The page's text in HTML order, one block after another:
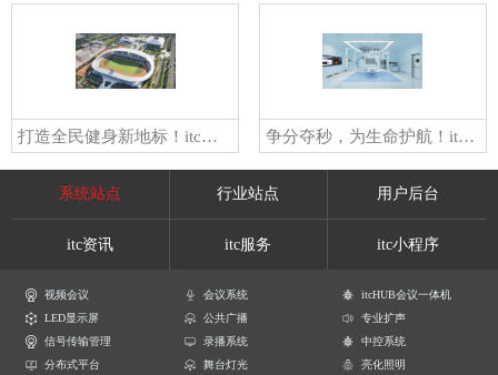
打造全民健身新地标！itc全民运动体育场解决方案，让运动触手可及！ 争分夺秒，为生命护航！itc手术室对讲系统推动手术室信息化、智能化升级！
系统站点 行业站点 用户后台
itc资讯 itc服务 itc小程序
视频会议 会议系统
itcHUB会议一体机
LED显示屏
公共广播
专业扩声
信号传输管理
录播系统
中控系统
分布式平台
舞台灯光 亮化照明